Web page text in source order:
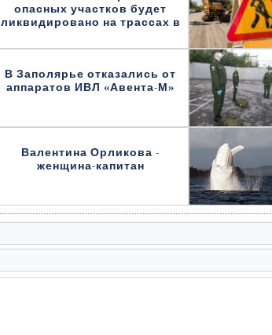
опасных участков будет
ликвидировано на трассах в
В Заполярье отказались от
аппаратов ИВЛ «Авента-М»
Валентина Орликова -
женщина-капитан